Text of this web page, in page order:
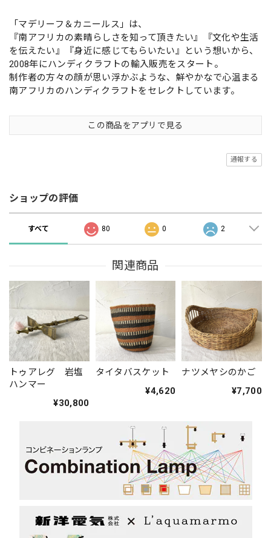
「マデリーフ＆カニールス」は、
『南アフリカの素晴らしさを知って頂きたい』『文化や生活
を伝えたい』『身近に感じてもらいたい』という想いから、
2008年にハンディクラフトの輸入販売をスタート。
制作者の方々の顔が思い浮かぶような、鮮やかなで心温まる
南アフリカのハンディクラフトをセレクトしています。
この商品をアプリで見る
通報する
ショップの評価
すべて 80 0 2
関連商品
トゥアレグ 岩塩
ハンマー
¥30,800
タイタバスケット
¥4,620
ナツメヤシのかご
¥7,700